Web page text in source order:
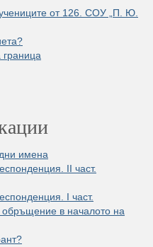
от 126. СОУ „П. Ю.
имена
II част.
I част.
в началото на